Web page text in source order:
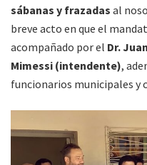
sábanas y frazadas al
breve acto en que el
acompañado por el Dr.
Mimessi (intendente),
funcionarios municipales y